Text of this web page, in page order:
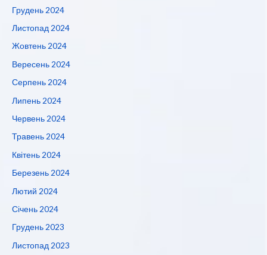
Грудень 2024
Листопад 2024
Жовтень 2024
Вересень 2024
Серпень 2024
Липень 2024
Червень 2024
Травень 2024
Квітень 2024
Березень 2024
Лютий 2024
Січень 2024
Грудень 2023
Листопад 2023